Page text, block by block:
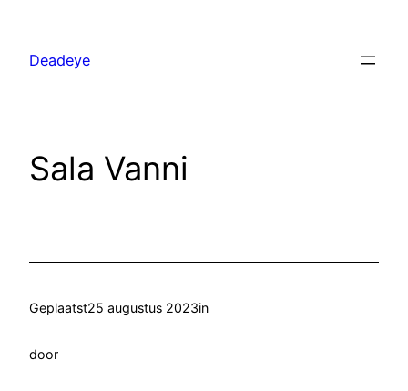
Deadeye
Sala Vanni
Geplaatst25 augustus 2023in
door